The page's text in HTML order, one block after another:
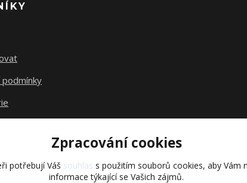
Zpracování cookies
potřebují Váš souhlas s použitím souborů cookies, aby Vám
informace týkající se Vašich zájmů.